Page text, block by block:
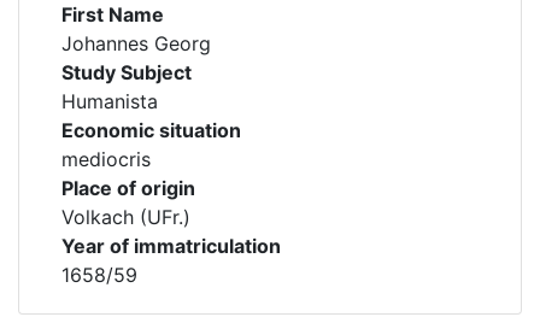
First Name
Johannes Georg
Study Subject
Humanista
Economic situation
mediocris
Place of origin
Volkach (UFr.)
Year of immatriculation
1658/59